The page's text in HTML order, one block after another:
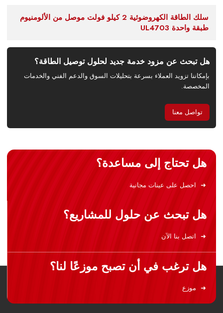
سلك الطاقة الكهروضوئية 2 كيلو فولت موصل من الألومنيوم
طبقة واحدة UL4703
هل تبحث عن مزود خدمة جديد لحلول توصيل الطاقة؟
بإمكاننا تزويد العملاء بسرعة بتحليلات السوق والدعم الفني والخدمات
المخصصة.
تواصل معنا
هل تحتاج إلى مساعدة؟
احصل على عينات مجانية
هل تبحث عن حلول للمشاريع؟
اتصل بنا الآن
هل ترغب في أن تصبح موزعًا لنا؟
موزع